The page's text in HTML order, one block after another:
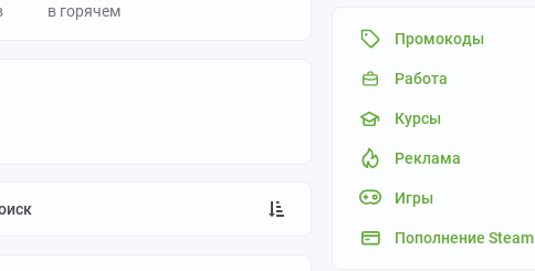
Промокоды
Работа
Курсы
Реклама
Игры
Пополнение Steam
в горячем